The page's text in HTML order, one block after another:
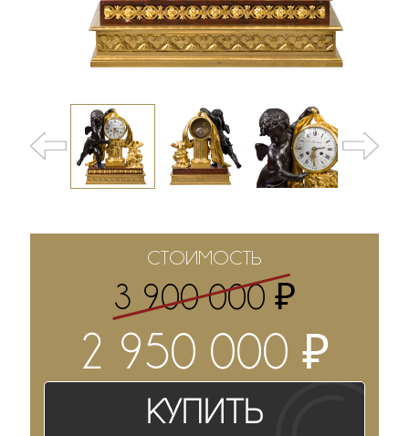
СТОИМОСТЬ
3 900 000 ₽
2 950 000₽
Купить